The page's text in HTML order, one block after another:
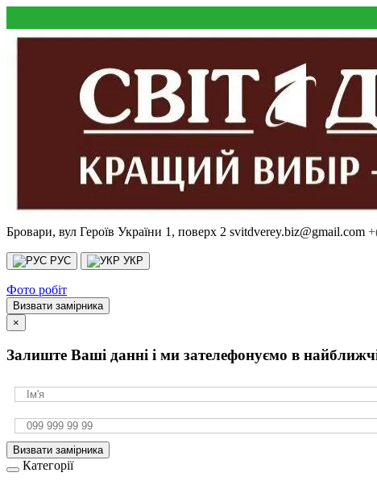
Бровари, вул Героїв України 1, поверх 2 svitdverey.biz@gmail.com
РУС УКР
Фото робіт
Визвати замірника
×
Залиште Ваші данні і ми зателефонуємо в
Визвати замірника
Категорії